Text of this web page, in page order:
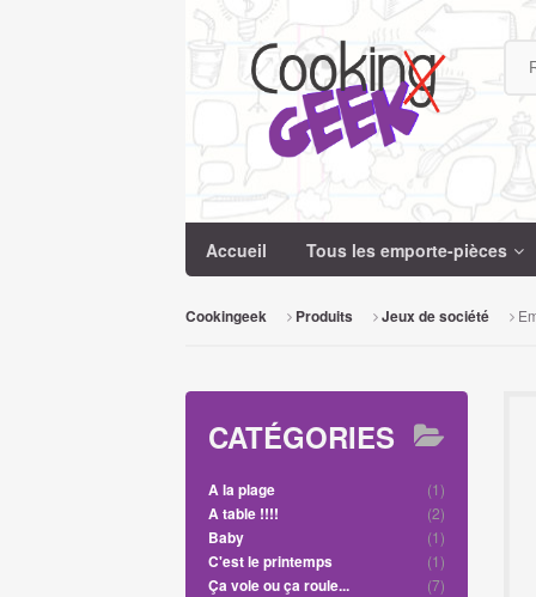
Recherche
Accueil Tous les emporte-pièces
Cookingeek Produits Jeux de société
CATÉGORIES
A la plage
(1)
A table !!!!
(2)
Baby
(1)
C'est le printemps
(1)
Ça vole ou ça roule...
(7)